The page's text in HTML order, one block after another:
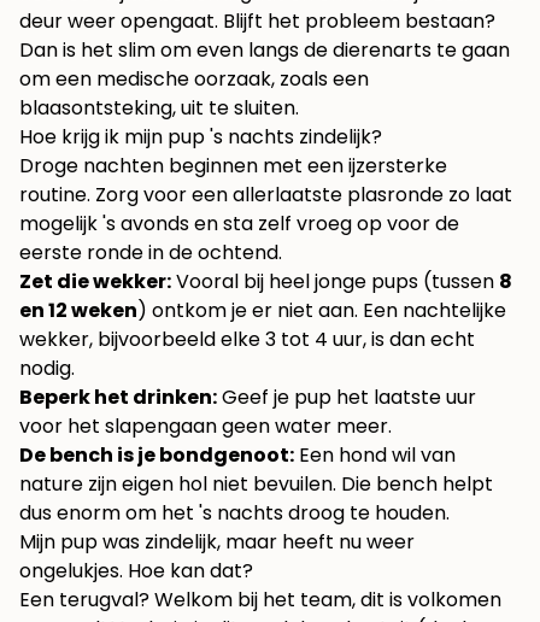
deur weer opengaat. Blijft het probleem bestaan?
Dan is het slim om even langs de dierenarts te gaan
om een medische oorzaak, zoals een
blaasontsteking, uit te sluiten.
Hoe krijg ik mijn pup 's nachts zindelijk?
Droge nachten beginnen met een ijzersterke
routine. Zorg voor een allerlaatste plasronde zo laat
mogelijk 's avonds en sta zelf vroeg op voor de
eerste ronde in de ochtend.
Zet die wekker:Vooral bij heel jonge pups (tussen 8
en 12 weken) ontkom je er niet aan. Een nachtelijke
wekker, bijvoorbeeld elke 3 tot 4 uur, is dan echt
nodig.
Beperk het drinken:Geef je pup het laatste uur
voor het slapengaan geen water meer.
De bench is je bondgenoot: Een hond wil van
nature zijn eigen hol niet bevuilen. Die bench helpt
dus enorm om het 's nachts droog te houden.
Mijn pup was zindelijk, maar heeft nu weer
ongelukjes. Hoe kan dat?
Een terugval? Welkom bij het team, dit is volkomen